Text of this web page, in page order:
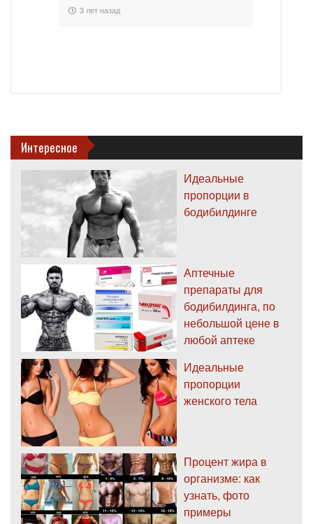
3 лет назад
Интересное
Идеальные
пропорции в
бодибилдинге
Аптечные
препараты для
бодибилдинга, по
небольшой цене в
любой аптеке
Идеальные
пропорции
женского тела
Процент жира в
организме: как
узнать, фото
примеры